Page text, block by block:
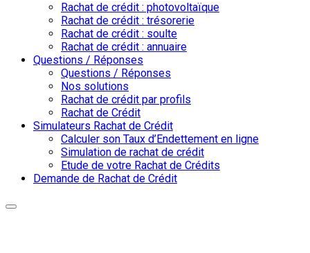
Rachat de crédit : photovoltaïque
Rachat de crédit : trésorerie
Rachat de crédit : soulte
Rachat de crédit : annuaire
Questions / Réponses
Questions / Réponses
Nos solutions
Rachat de crédit par profils
Rachat de Crédit
Simulateurs Rachat de Crédit
Calculer son Taux d’Endettement en ligne
Simulation de rachat de crédit
Etude de votre Rachat de Crédits
Demande de Rachat de Crédit